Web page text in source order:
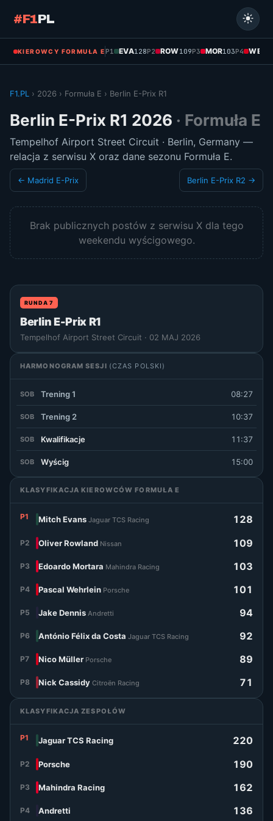
#F1PL
KIEROWCY FORMUŁA EP1 EVA128P2 ROW109P3 MOR103P4 WEH
F1.PL › 2026 › Formuła E › Berlin E-Prix R1
Berlin E-Prix R1 2026 · Formuła E
Tempelhof Airport Street Circuit · Berlin, Germany —
relacja z serwisu X oraz dane sezonu Formuła E.
← Madrid E-Prix Berlin E-Prix R2 →
Brak publicznych postów z serwisu X dla tego
weekendu wyścigowego.
RUNDA 7
Berlin E-Prix R1
Tempelhof Airport Street Circuit · 02 MAJ 2026
HARMONOGRAM SESJI (CZAS POLSKI)
SOB Trening 1 08:27
SOB Trening 2 10:37
SOB Kwalifikacje 11:37
SOB Wyścig 15:00
KLASYFIKACJA KIEROWCÓW FORMUŁA E
P1 Mitch Evans Jaguar TCS Racing 128
P2 Oliver Rowland Nissan 109
P3 Edoardo Mortara Mahindra Racing 103
P4 Pascal Wehrlein Porsche 101
P5 Jake Dennis Andretti 94
P6 António Félix da Costa Jaguar TCS Racing 92
P7 Nico Müller Porsche 89
P8 Nick Cassidy Citroën Racing 71
KLASYFIKACJA ZESPOŁÓW
P1 Jaguar TCS Racing 220
P2 Porsche 190
P3 Mahindra Racing 162
P4 Andretti 136